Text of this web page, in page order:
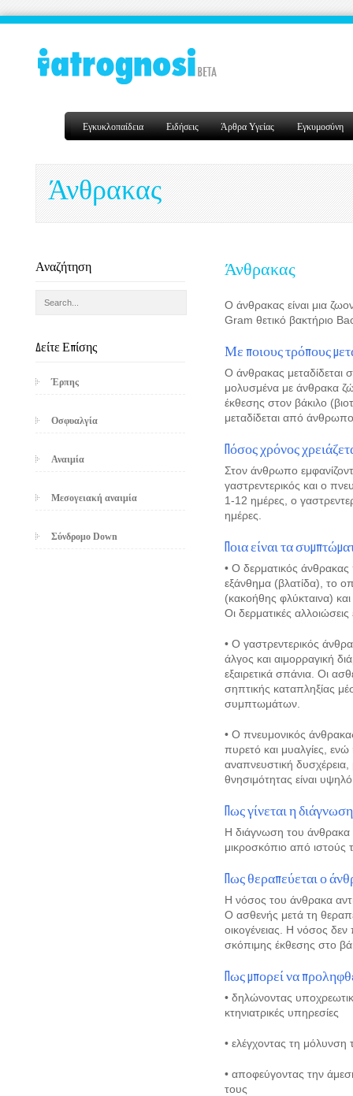
Εγκυκλοπαίδεια Ειδήσεις Άρθρα Υγείας Εγκυμοσύνη
Άνθρακας
Αναζήτηση
Δείτε Επίσης
Έρπης
Οσφυαλγία
Αναιμία
Μεσογειακή αναιμία
Σύνδρομο Down
Άνθρακας
Ο άνθρακας είναι μια
Gram θετικό βακτήριο
Με ποιους τρόπους
Ο άνθρακας
μολυσμένα με άνθρακα
έκθεσης στον βάκιλο
μεταδίδεται από
Πόσος χρόνος
Στον άνθρωπο
γαστρεντερικός και ο
1-12 ημέρες, ο
ημέρες.
Ποια είναι τα
• Ο δερματικός
εξάνθημα (βλατίδα), το
(κακοήθης φλύκταινα)
Οι δερματικές
• Ο γαστρεντερικός
άλγος και αιμορραγική
εξαιρετικά σπάνια. Οι
σηπτικής καταπληξίας
συμπτωμάτων.
• Ο πνευμονικός
πυρετό και μυαλγίες,
αναπνευστική δυσχέρεια,
θνησιμότητας είναι
Πως γίνεται η
Η διάγνωση του άνθρακα
μικροσκόπιο από
Πως θεραπεύεται ο
Η νόσος του άνθρακα
Ο ασθενής μετά τη
οικογένειας. Η νόσος
σκόπιμης έκθεσης στο
Πως μπορεί να
• δηλώνοντας
κτηνιατρικές υπηρεσίες
• ελέγχοντας τη
• αποφεύγοντας την
τους